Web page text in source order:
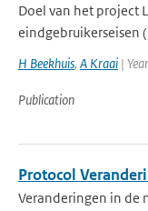
Doel van het project
eindgebruikerseisen
H Beekhuis, A Kraai |
Publication
Protocol
Veranderingen in de